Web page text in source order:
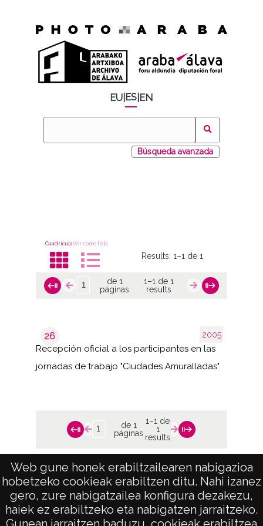
Web gune honek erabiltzailearen nabigazioa
hobetzeko cookieak erabiltzen ditu. Nahi izanez
gero, zure nabigatzailea konfigura dezakezu,
haiek ez erabiltzeko eta nabigatzen jarraitzeko.
EU ES EN
Búsqueda avanzada
CuadrículaVer como lista
Results:1–1 de 1
de 1
páginas
1–1 de 1
results
2005
26
Recepción oficial a los participantes en las
jornadas de trabajo "Ciudades Amuralladas"
de 1
páginas
1–1 de
1
results